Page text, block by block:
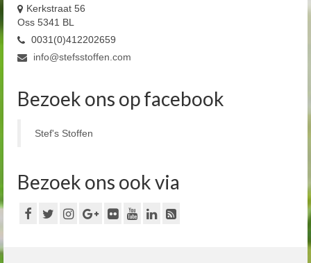
Kerkstraat 56
Oss 5341 BL
0031(0)412202659
info@stefsstoffen.com
Bezoek ons op facebook
Stef's Stoffen
Bezoek ons ook via